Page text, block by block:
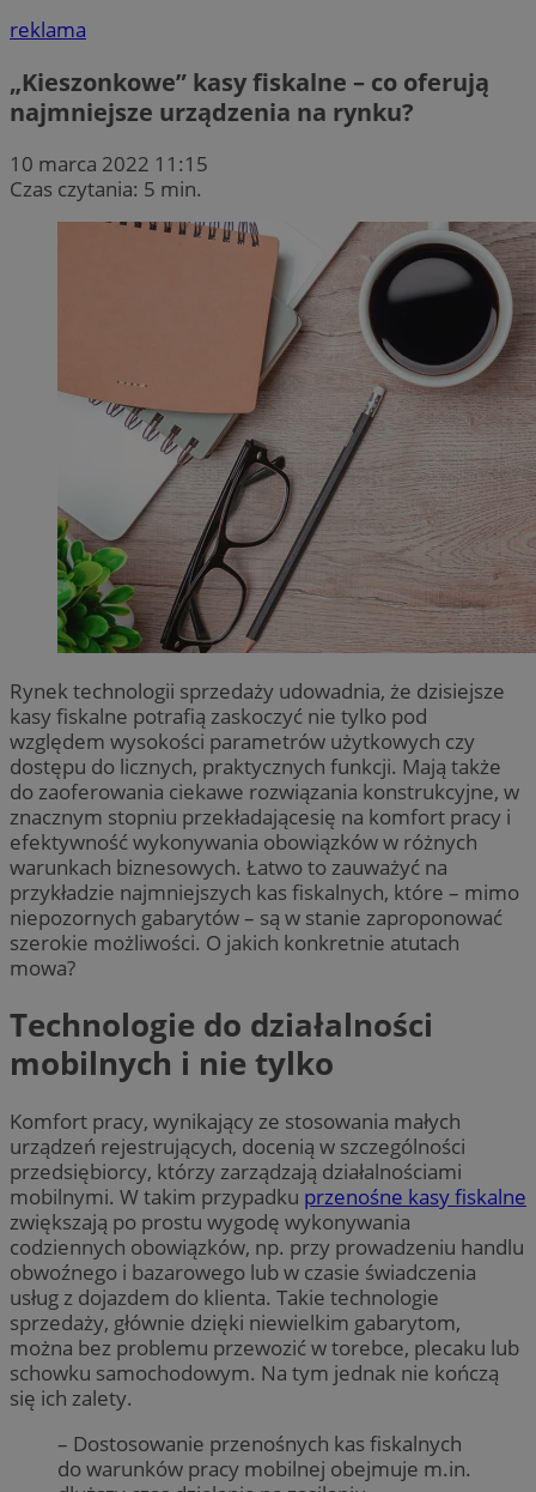
reklama
„Kieszonkowe” kasy fiskalne – co oferują
najmniejsze urządzenia na rynku?
10 marca 2022 11:15
Czas czytania: 5 min.
Rynek technologii sprzedaży udowadnia, że dzisiejsze
kasy fiskalne potrafią zaskoczyć nie tylko pod
względem wysokości parametrów użytkowych czy
dostępu do licznych, praktycznych funkcji. Mają także
do zaoferowania ciekawe rozwiązania konstrukcyjne, w
znacznym stopniu przekładającesię na komfort pracy i
efektywność wykonywania obowiązków w różnych
warunkach biznesowych. Łatwo to zauważyć na
przykładzie najmniejszych kas fiskalnych, które – mimo
niepozornych gabarytów – są w stanie zaproponować
szerokie możliwości. O jakich konkretnie atutach
mowa?
Technologie do działalności
mobilnych i nie tylko
Komfort pracy, wynikający ze stosowania małych
urządzeń rejestrujących, docenią w szczególności
przedsiębiorcy, którzy zarządzają działalnościami
mobilnymi. W takim przypadku przenośne kasy fiskalne
zwiększają po prostu wygodę wykonywania
codziennych obowiązków, np. przy prowadzeniu handlu
obwoźnego i bazarowego lub w czasie świadczenia
usług z dojazdem do klienta. Takie technologie
sprzedaży, głównie dzięki niewielkim gabarytom,
można bez problemu przewozić w torebce, plecaku lub
schowku samochodowym. Na tym jednak nie kończą
się ich zalety.
– Dostosowanie przenośnych kas fiskalnych
do warunków pracy mobilnej obejmuje m.in.